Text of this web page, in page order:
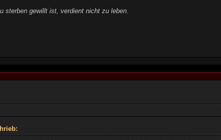
sterben gewillt ist, verdient nicht zu leben.